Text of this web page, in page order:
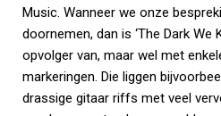
Music. Wanneer we onze
doornemen, dan is ‘The Dark We
opvolger van, maar wel met
markeringen. Die liggen
drassige gitaar riffs met veel